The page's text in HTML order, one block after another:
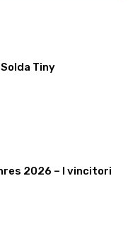
Tiny
2026 – I vincitori